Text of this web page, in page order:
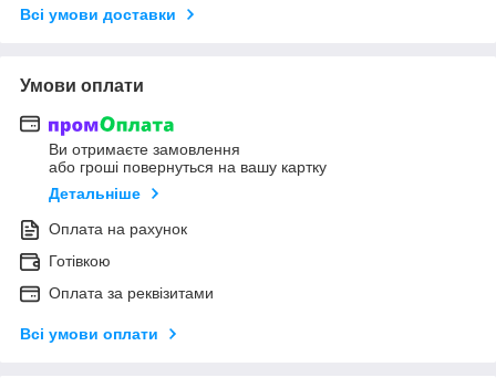
Всі умови доставки
Умови оплати
Ви отримаєте замовлення
або гроші повернуться на вашу картку
Детальніше
Оплата на рахунок
Готівкою
Оплата за реквізитами
Всі умови оплати